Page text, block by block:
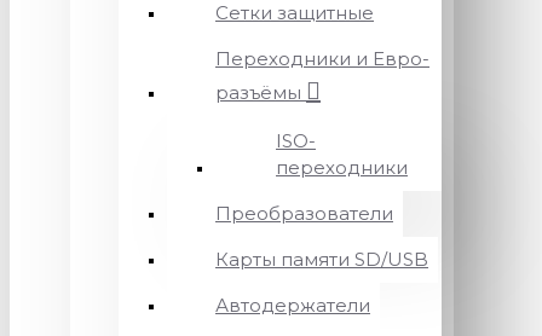
Сетки защитные
Переходники и Евро-
разъёмы
ISO-
переходники
Преобразователи
Карты памяти SD/USB
Автодержатели